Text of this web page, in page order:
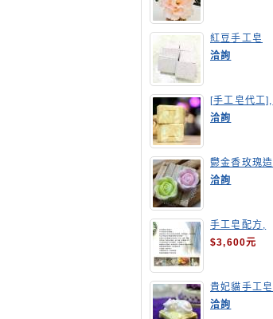
紅豆手工皂
洽詢
[手工皂代工],
羊奶皂
洽詢
鬱金香玫瑰造
型手工皂
洽詢
手工皂配方,
手工皂教學
$3,600元
貴妃貓手工皂
洽詢